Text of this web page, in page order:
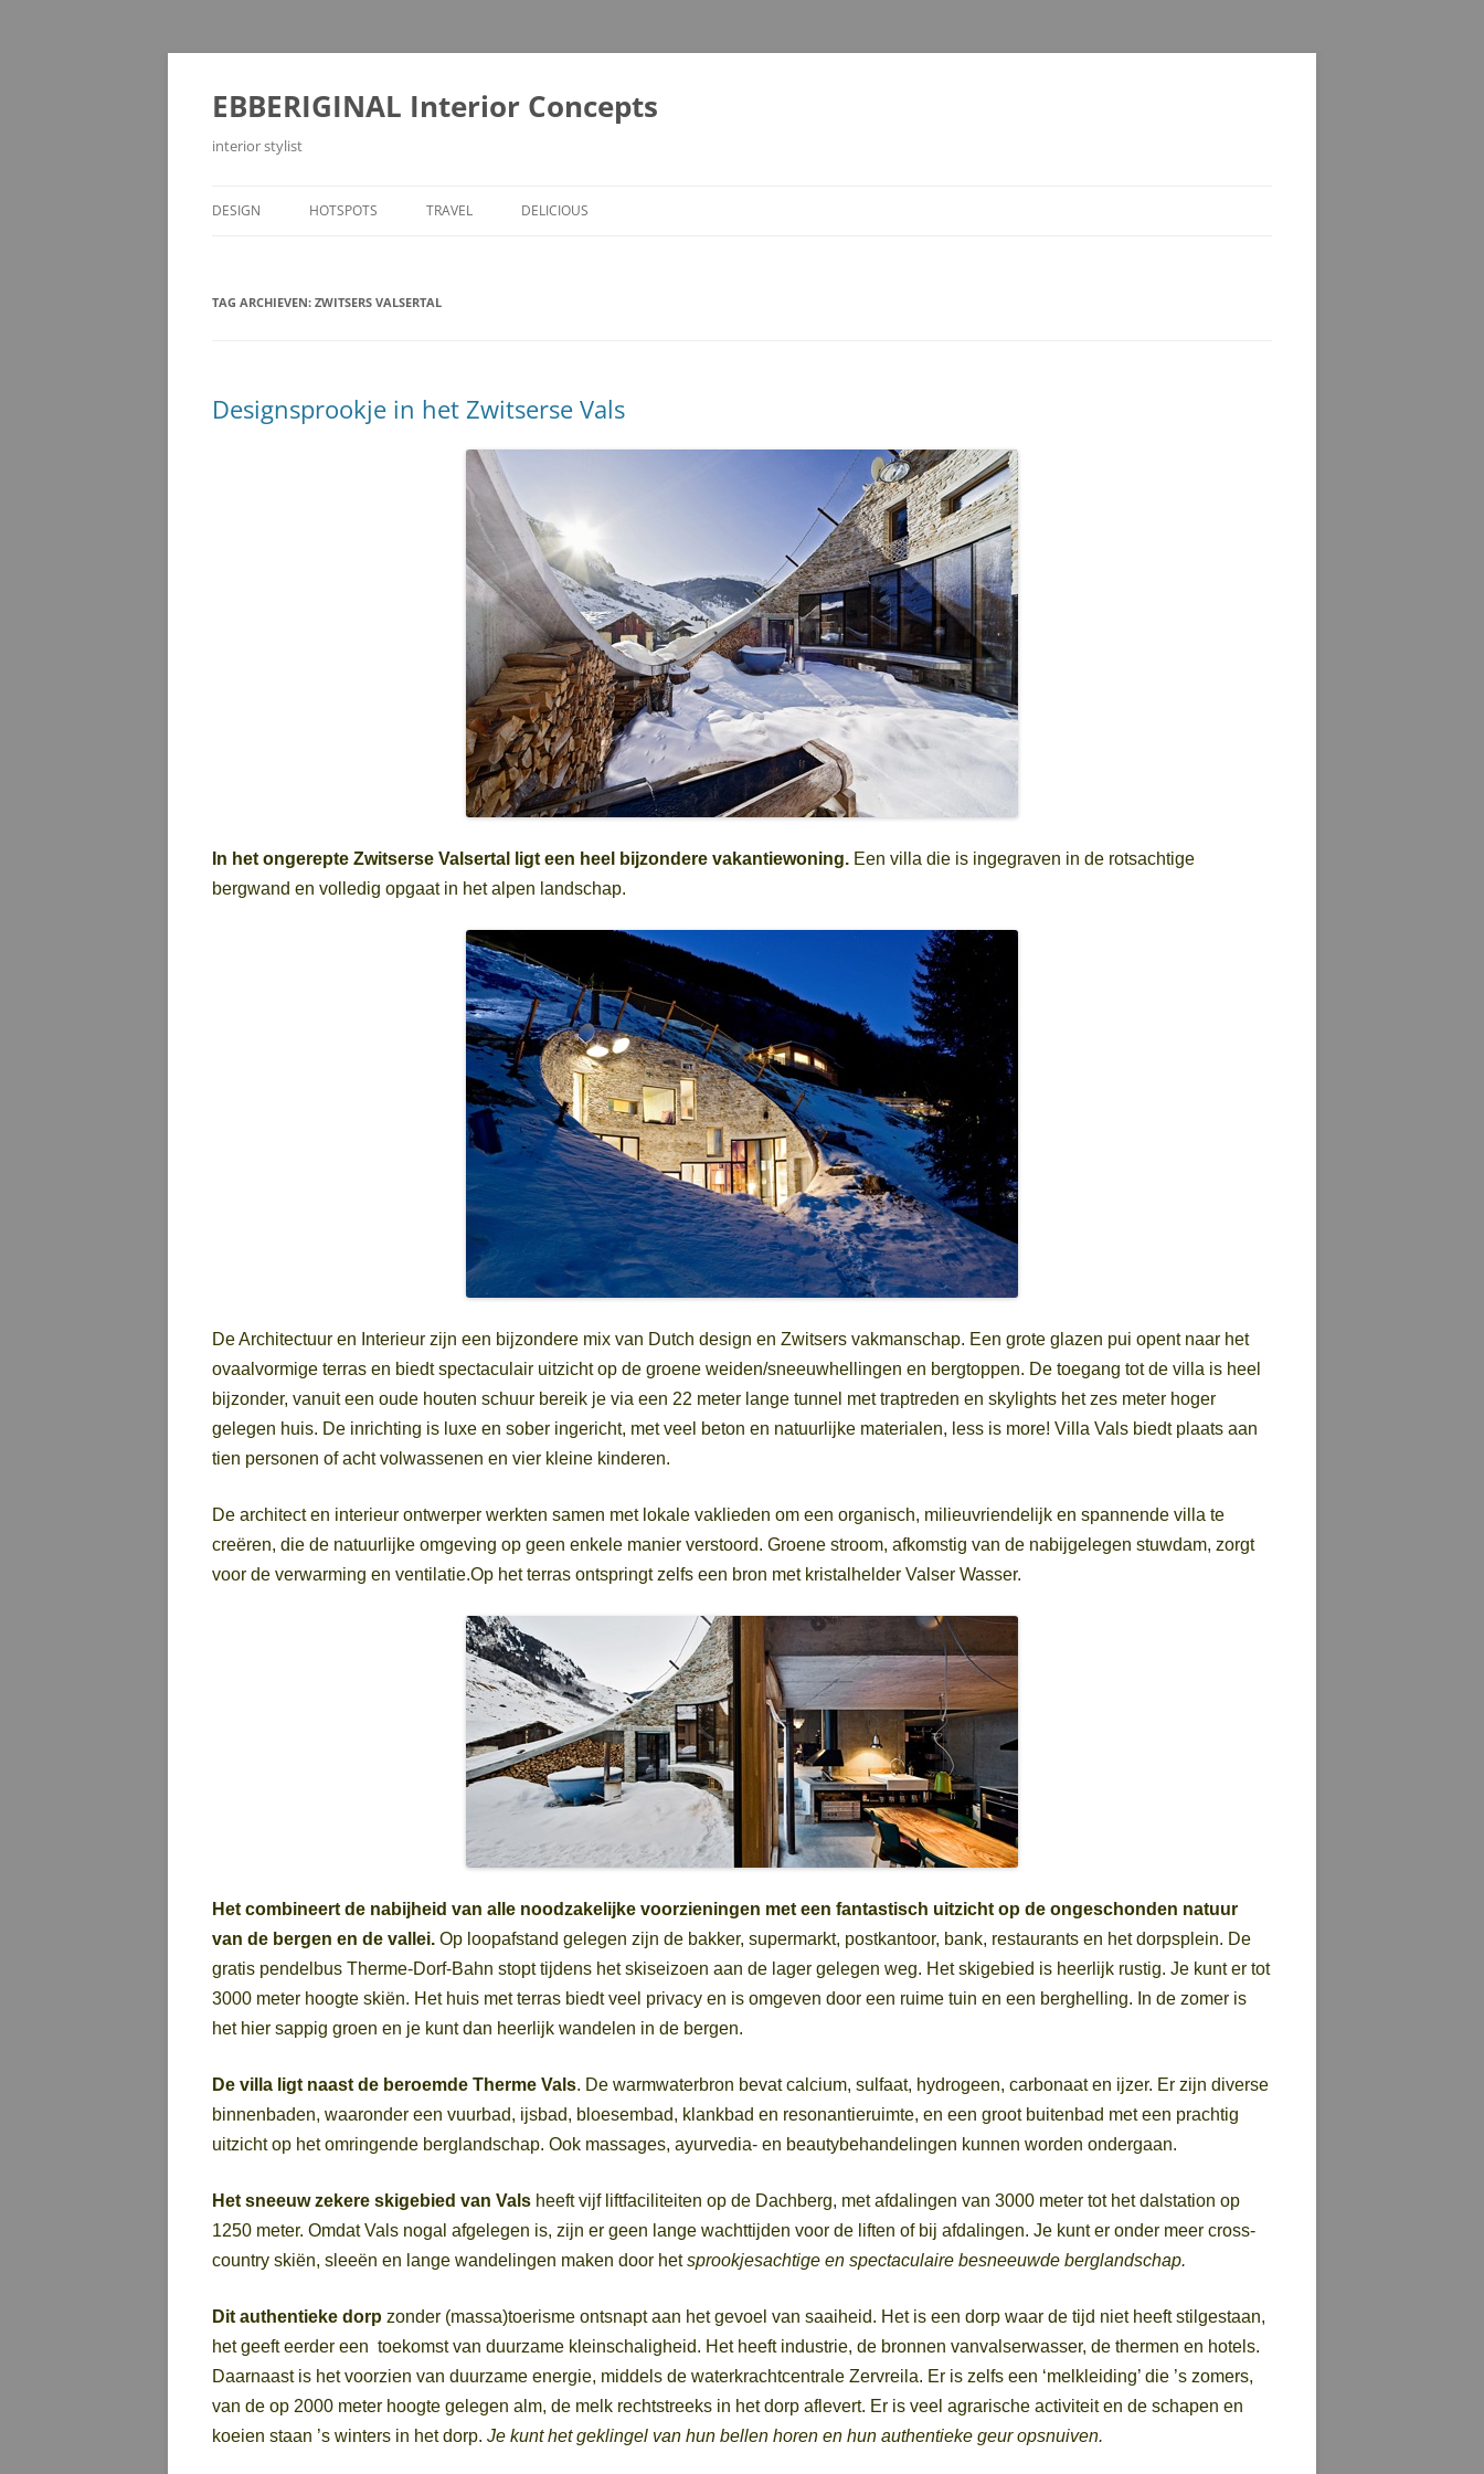
Ga
de
inhoud
EBBERIGINAL Interior Concepts
interior stylist
DESIGN HOTSPOTS TRAVEL DELICIOUS
TAG ARCHIEVEN: ZWITSERS VALSERTAL
Designsprookje in het Zwitserse Vals
In het ongerepte Zwitserse Valsertal ligt een heel bijzondere vakantiewoning. Een villa die is ingegraven in de rotsachtige
bergwand en volledig opgaat in het alpen landschap.
De Architectuur en Interieur zijn een bijzondere mix van Dutch design en Zwitsers vakmanschap. Een grote glazen pui opent naar het
ovaalvormige terras en biedt spectaculair uitzicht op de groene weiden/sneeuwhellingen en bergtoppen. De toegang tot de villa is heel
bijzonder, vanuit een oude houten schuur bereik je via een 22 meter lange tunnel met traptreden en skylights het zes meter hoger
gelegen huis. De inrichting is luxe en sober ingericht, met veel beton en natuurlijke materialen, less is more! Villa Vals biedt plaats aan
tien personen of acht volwassenen en vier kleine kinderen.
De architect en interieur ontwerper werkten samen met lokale vaklieden om een organisch, milieuvriendelijk en spannende villa te
creëren, die de natuurlijke omgeving op geen enkele manier verstoord. Groene stroom, afkomstig van de nabijgelegen stuwdam, zorgt
voor de verwarming en ventilatie.Op het terras ontspringt zelfs een bron met kristalhelder Valser Wasser.
Het combineert de nabijheid van alle noodzakelijke voorzieningen met een fantastisch uitzicht op de ongeschonden natuur
van de bergen en de vallei. Op loopafstand gelegen zijn de bakker, supermarkt, postkantoor, bank, restaurants en het dorpsplein. De
gratis pendelbus Therme-Dorf-Bahn stopt tijdens het skiseizoen aan de lager gelegen weg. Het skigebied is heerlijk rustig. Je kunt er tot
3000 meter hoogte skiën. Het huis met terras biedt veel privacy en is omgeven door een ruime tuin en een berghelling. In de zomer is
het hier sappig groen en je kunt dan heerlijk wandelen in de bergen.
De villa ligt naast de beroemde Therme Vals. De warmwaterbron bevat calcium, sulfaat, hydrogeen, carbonaat en ijzer. Er zijn diverse
binnenbaden, waaronder een vuurbad, ijsbad, bloesembad, klankbad en resonantieruimte, en een groot buitenbad met een prachtig
uitzicht op het omringende berglandschap. Ook massages, ayurvedia- en beautybehandelingen kunnen worden ondergaan.
Het sneeuw zekere skigebied van Vals heeft vijf liftfaciliteiten op de Dachberg, met afdalingen van 3000 meter tot het dalstation op
1250 meter. Omdat Vals nogal afgelegen is, zijn er geen lange wachttijden voor de liften of bij afdalingen. Je kunt er onder meer cross-
country skiën, sleeën en lange wandelingen maken door hetsprookjesachtige en spectaculaire besneeuwde berglandschap.
Dit authentieke dorp zonder (massa)toerisme ontsnapt aan het gevoel van saaiheid. Het is een dorp waar de tijd niet heeft stilgestaan,
het geeft eerder een toekomst van duurzame kleinschaligheid. Het heeft industrie, de bronnen vanvalserwasser, de thermen en hotels.
Daarnaast is het voorzien van duurzame energie, middels de waterkrachtcentrale Zervreila. Er is zelfs een ‘melkleiding’ die ’s zomers,
van de op 2000 meter hoogte gelegen alm, de melk rechtstreeks in het dorp aflevert. Er is veel agrarische activiteit en de schapen en
koeien staan ’s winters in het dorp. Je kunt het geklingel van hun bellen horen en hun authentieke geur opsnuiven.